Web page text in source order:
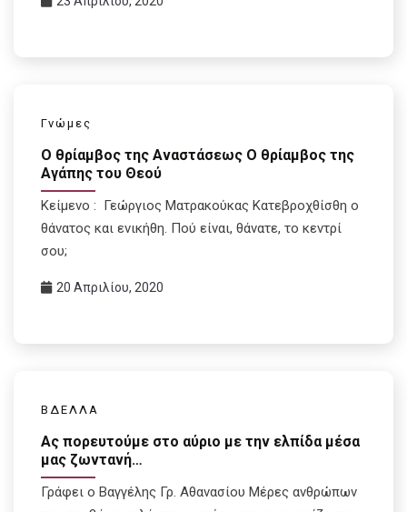
Γνώμες
Ο θρίαμβος της Αναστάσεως Ο θρίαμβος της
Αγάπης του Θεού
Κείμενο : Γεώργιος Ματρακούκας Κατεβροχθίσθη ο
θάνατος και ενικήθη. Πού είναι, θάνατε, το κεντρί
σου;
20 Απριλίου, 2020
ΒΔΕΛΛΑ
Ας πορευτούμε στο αύριο με την ελπίδα μέσα
μας ζωντανή…
Γράφει ο Βαγγέλης Γρ. Αθανασίου Μέρες ανθρώπων